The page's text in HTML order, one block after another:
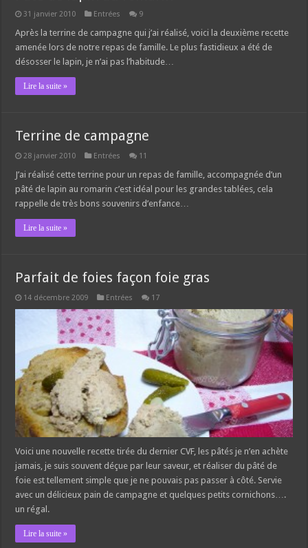
31 janvier 2010 Entrées 9
Après la terrine de campagne qui j’ai réalisé, voici la deuxième recette
amenée lors de notre repas de famille. Le plus fastidieux a été de
désosser le lapin, je n’ai pas l’habitude…
Lire la suite »
Terrine de campagne
28 janvier 2010 Entrées 11
J’ai réalisé cette terrine pour un repas de famille, accompagnée d’un
pâté de lapin au romarin c’est idéal pour les grandes tablées, cela
rappelle de très bons souvenirs d’enfance…
Lire la suite »
Parfait de foies façon foie gras
14 décembre 2009 Entrées 17
Voici une nouvelle recette tirée du dernier CVF, les pâtés je n’en achète
jamais, je suis souvent déçue par leur saveur, et réaliser du pâté de
foie est tellement simple que je ne pouvais pas passer à côté. Servie
avec un délicieux pain de campagne et quelques petits cornichons….
un régal.
Lire la suite »